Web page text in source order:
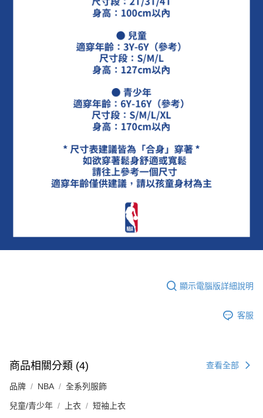
顯示電腦版詳細說明
客服
商品相關分類 (4) 查看全部
品牌 NBA 全系列服飾
兒童/青少年 上衣 短袖上衣